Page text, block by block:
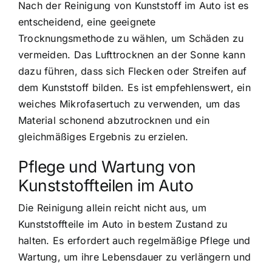
Nach der Reinigung von Kunststoff im Auto ist es
entscheidend, eine geeignete
Trocknungsmethode zu wählen, um Schäden zu
vermeiden. Das Lufttrocknen an der Sonne kann
dazu führen, dass sich Flecken oder Streifen auf
dem Kunststoff bilden. Es ist empfehlenswert, ein
weiches Mikrofasertuch zu verwenden, um das
Material schonend abzutrocknen und ein
gleichmäßiges Ergebnis zu erzielen.
Pflege und Wartung von
Kunststoffteilen im Auto
Die Reinigung allein reicht nicht aus, um
Kunststoffteile im Auto in bestem Zustand zu
halten. Es erfordert auch regelmäßige Pflege und
Wartung, um ihre Lebensdauer zu verlängern und